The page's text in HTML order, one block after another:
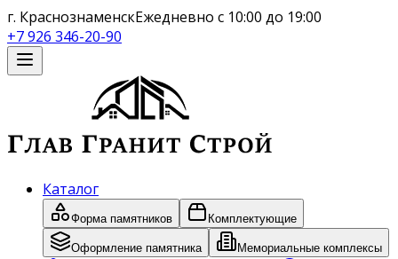
г. КраснознаменскЕжедневно с 10:00 до 19:00
+7 926 346-20-90
Каталог
Форма памятников Комплектующие
Оформление памятника Мемориальные комплексы